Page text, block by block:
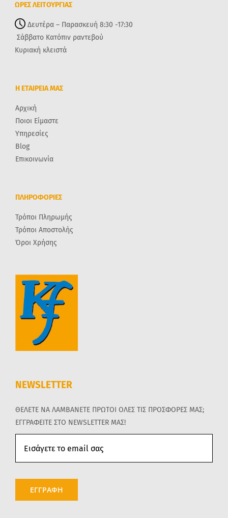
ΩΡΕΣ ΛΕΙΤΟΥΡΓΙΑΣ
Δευτέρα – Παρασκευή 8:30 -17:30
Σάββατο Κατόπιν ραντεβού
Κυριακή κλειστά
Η ΕΤΑΙΡΕΙΑ ΜΑΣ
Αρχική
Ποιοι Είμαστε
Υπηρεσίες
Blog
Επικοινωνία
ΠΛΗΡΟΦΟΡΙΕΣ
Τρόποι Πληρωμής
Τρόποι Αποστολής
Όροι Χρήσης
NEWSLETTER
ΘΕΛΕΤΕ ΝΑ ΛΑΜΒΑΝΕΤΕ ΠΡΩΤΟΙ ΟΛΕΣ ΤΙΣ ΠΡΟΣΦΟΡΕΣ ΜΑΣ;
ΕΓΓΡΑΦΕΙΤΕ ΣΤΟ NEWSLETTER ΜΑΣ!
ΕΓΓΡΑΦΗ